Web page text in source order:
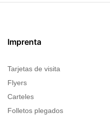
Imprenta
Tarjetas de visita
Flyers
Carteles
Folletos plegados